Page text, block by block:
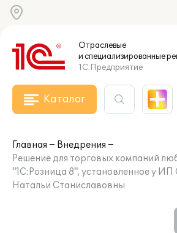
Отраслевые
и специализированные
1С:Предприятие
Каталог
Главная
Внедрения
Решение для торговых компаний
"1С:Розница 8", установленное у
Натальи Станиславовны